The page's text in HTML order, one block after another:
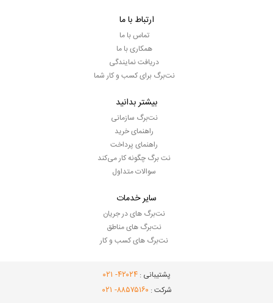
ارتباط با ما
تماس با ما
همکاری با ما
دریافت نمایندگی
نت‌برگ برای کسب و کار شما
بیشتر بدانید
نت‌برگ سازمانی
راهنمای خرید
راهنمای پرداخت
نت برگ چگونه کار می‌کند
سوالات متداول
سایر خدمات
نت‌برگ های در جریان
نت‌برگ های مناطق
نت‌برگ های کسب و کار
پشتیبانی : ۴۲۰۲۴- ۰۲۱
شرکت : ۸۸۵۷۵۱۶۰- ۰۲۱